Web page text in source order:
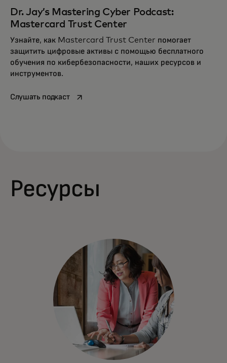
Dr. Jay’s Mastering Cyber Podcast:
Mastercard Trust Center
Узнайте, как Mastercard Trust Center помогает
защитить цифровые активы с помощью бесплатного
обучения по кибербезопасности, наших ресурсов и
инструментов.
Слушать подкастopens in a new tab
Ресурсы